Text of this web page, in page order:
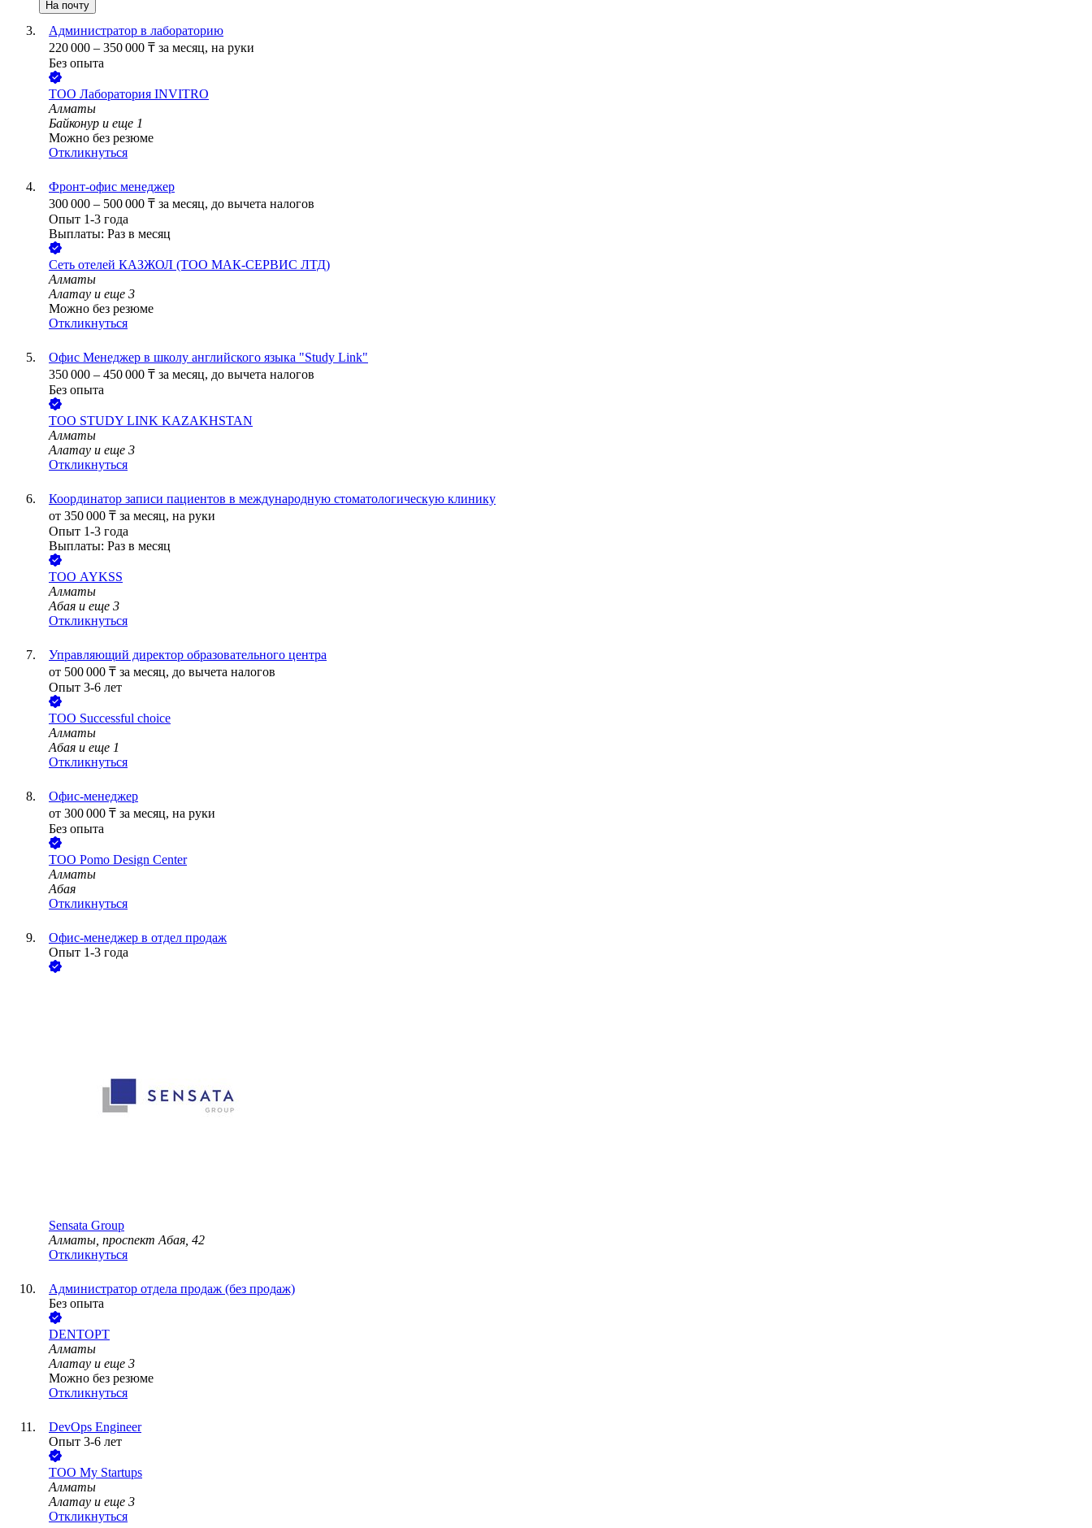
На почту
Администратор в лабораторию
220 000 – 350 000 ₸ за месяц, на руки
Без опыта
ТОО Лаборатория INVITRO
Алматы
Байконур и еще 1
Можно без резюме
Откликнуться
Фронт-офис менеджер
300 000 – 500 000 ₸ за месяц, до вычета налогов
Опыт 1-3 года
Выплаты: Раз в месяц
Сеть отелей КАЗЖОЛ (ТОО МАК-СЕРВИС ЛТД)
Алматы
Алатау и еще 3
Можно без резюме
Откликнуться
Офис Менеджер в школу английского языка "Study Link"
350 000 – 450 000 ₸ за месяц, до вычета налогов
Без опыта
ТОО STUDY LINK KAZAKHSTAN
Алматы
Алатау и еще 3
Откликнуться
Координатор записи пациентов в международную стоматологическую клинику
от 350 000 ₸ за месяц, на руки
Опыт 1-3 года
Выплаты: Раз в месяц
ТОО AYKSS
Алматы
Абая и еще 3
Откликнуться
Управляющий директор образовательного центра
от 500 000 ₸ за месяц, до вычета налогов
Опыт 3-6 лет
ТОО Successful choice
Алматы
Абая и еще 1
Откликнуться
Офис-менеджер
от 300 000 ₸ за месяц, на руки
Без опыта
ТОО Pomo Design Center
Алматы
Абая
Откликнуться
Офис-менеджер в отдел продаж
Опыт 1-3 года
Sensata Group
Алматы, проспект Абая, 42
Откликнуться
Администратор отдела продаж (без продаж)
Без опыта
DENTOPT
Алматы
Алатау и еще 3
Можно без резюме
Откликнуться
DevOps Engineer
Опыт 3-6 лет
ТОО My Startups
Алматы
Алатау и еще 3
Откликнуться